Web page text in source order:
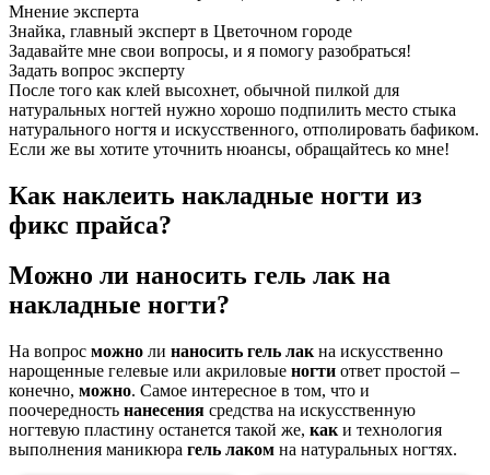
Мнение эксперта
Знайка, главный эксперт в Цветочном городе
Задавайте мне свои вопросы, и я помогу разобраться!
Задать вопрос эксперту
После того как клей высохнет, обычной пилкой для
натуральных ногтей нужно хорошо подпилить место стыка
натурального ногтя и искусственного, отполировать бафиком.
Если же вы хотите уточнить нюансы, обращайтесь ко мне!
Как наклеить накладные ногти из
фикс прайса?
Можно ли наносить гель лак на
накладные ногти?
На вопрос можно ли наносить гель лак на искусственно
нарощенные гелевые или акриловые ногти ответ простой –
конечно, можно. Самое интересное в том, что и
поочередность нанесения средства на искусственную
ногтевую пластину останется такой же, как и технология
выполнения маникюра гель лаком на натуральных ногтях.